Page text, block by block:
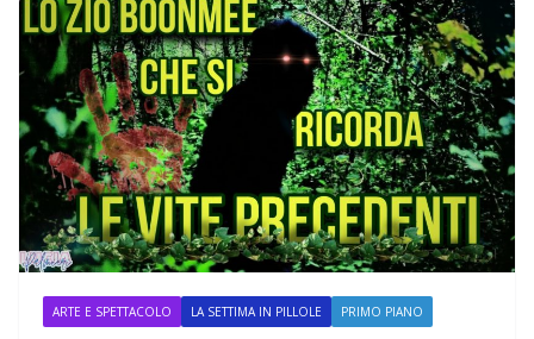
ARTE E SPETTACOLO LA SETTIMA IN PILLOLE PRIMO PIANO